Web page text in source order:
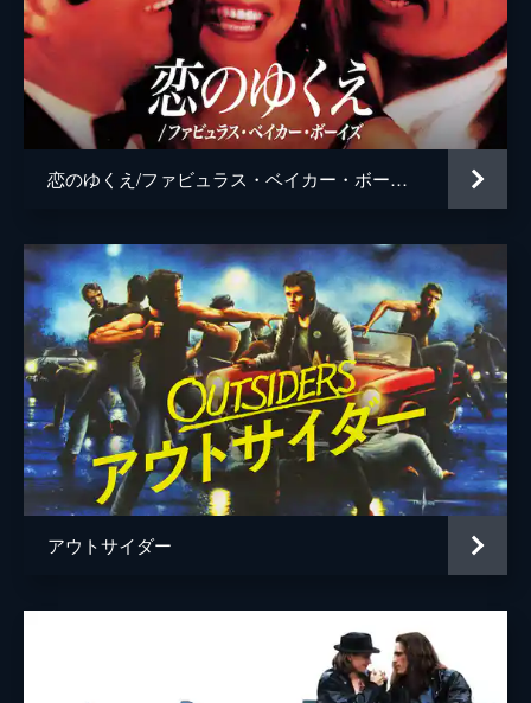
デブラ・フューアー
ヘザー・ランゲンカンプ
監督
脚本 Ｓ・Ｅ・ヒントン
原作 Ｓ・Ｅ・ヒントン
音楽 スチュワート・コープランド
恋のゆくえ/ファビュラス・ベイカー・ボーイズ
アウトサイダー